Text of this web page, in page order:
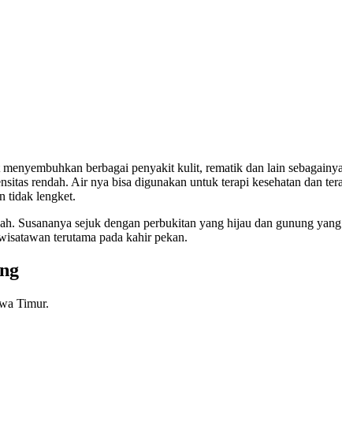
berbagai penyakit kulit, rematik dan lain
rendah. Air nya bisa digunakan untuk terapi kesehatan dan
tidak lengket.
Susananya sejuk dengan perbukitan yang hijau dan gunung
terutama pada kahir pekan.
Timur.